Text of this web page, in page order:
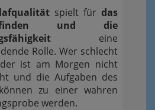
spielt für das
und die
eine
Rolle. Wer schlecht
ist am Morgen nicht
und die Aufgaben des
zu einer wahren
werden.